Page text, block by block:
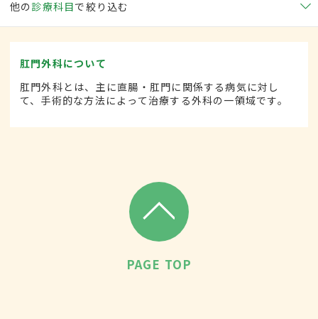
他の 診療科目で絞り込む
肛門外科について
肛門外科とは、主に直腸・肛門に関係する病気に対し
て、手術的な方法によって治療する外科の一領域です。
PAGE TOP